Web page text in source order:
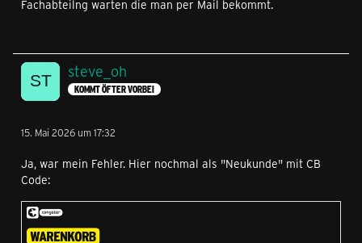
Fachabteilng warten die man per Mail bekommt.
steve_oh
KOMMT ÖFTER VORBEI
15. Mai 2026 um 17:32
Ja, war mein Fehler. Hier nochmal als "Neukunde" mit CB
Code: